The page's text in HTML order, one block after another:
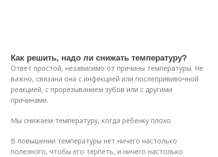
Как решить, надо ли снижать температуру?
Ответ простой, независимо от причины температуры. Не
важно, связана она с инфекцией или послепрививочной
реакцией, с прорезыванием зубов или с другими
причинами.
Мы снижаем температуру, когда ребенку плохо.
В повышении температуры нет ничего настолько
полезного, чтобы его терпеть, и ничего настолько